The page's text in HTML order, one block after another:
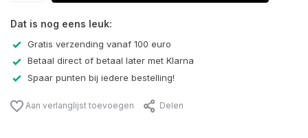
Dat is nog eens leuk:
Gratis verzending vanaf 100 euro
Betaal direct of betaal later met Klarna
Spaar punten bij iedere bestelling!
Aan verlanglijst toevoegen Delen